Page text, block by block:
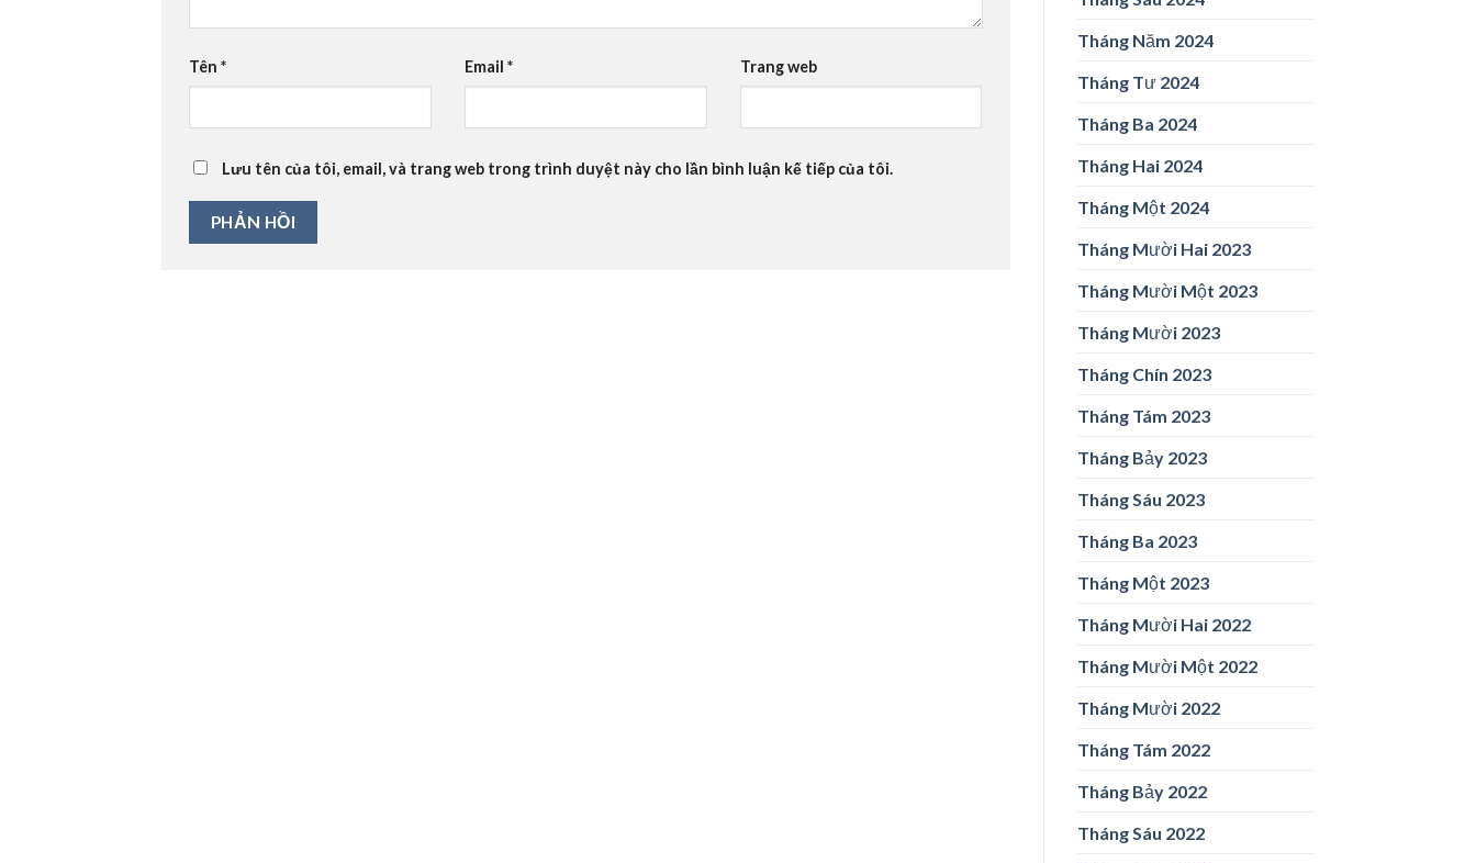
Tên * Email * Trang web
Lưu tên của tôi, email, và trang web trong trình duyệt này cho lần bình luận kế tiếp của tôi.
Tháng Năm 2024
Tháng Tư 2024
Tháng Ba 2024
Tháng Hai 2024
Tháng Một 2024
Tháng Mười Hai 2023
Tháng Mười Một 2023
Tháng Mười 2023
Tháng Chín 2023
Tháng Tám 2023
Tháng Bảy 2023
Tháng Sáu 2023
Tháng Ba 2023
Tháng Một 2023
Tháng Mười Hai 2022
Tháng Mười Một 2022
Tháng Mười 2022
Tháng Tám 2022
Tháng Bảy 2022
Tháng Sáu 2022